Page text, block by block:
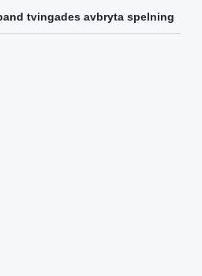
tvingades avbryta spelning